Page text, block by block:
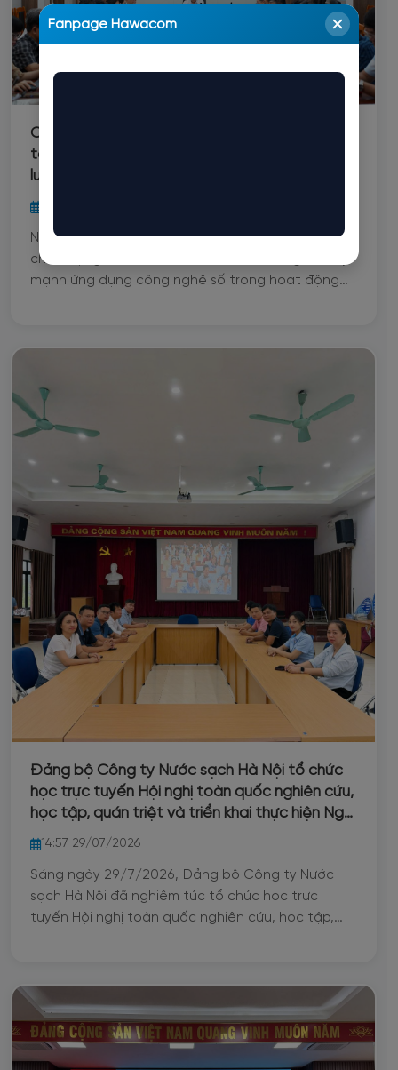
Công ty Nước sạch Hà Nội triển khai kế hoạch
tổ chức Hội thi tuyên truyền nâng cao chất
lượng dịch vụ, chăm sóc khách hàng năm 2026
Nhằm tiếp tục đổi mới tư duy phục vụ, nâng cao
chất lượng dịch vụ, chăm sóc khách hàng và đẩy
mạnh ứng dụng công nghệ số trong hoạt động
năm 2026 với chủ đề “Phục vụ tận tâm – Nâng
tầm dịch vụ”.
Đảng bộ Công ty Nước sạch Hà Nội tổ chức
học trực tuyến Hội nghị toàn quốc nghiên cứu,
học tập, quán triệt và triển khai thực hiện Nghị
quyết Hội nghị lần thứ ba Ban chấp hành
Trung Ương Đảng khóa XIV
14:57 29/07/2026
Sáng ngày 29/7/2026, Đảng bộ Công ty Nước
sạch Hà Nội đã nghiêm túc tổ chức học trực
tuyến Hội nghị toàn quốc nghiên cứu, học tập,
Fanpage Hawacom